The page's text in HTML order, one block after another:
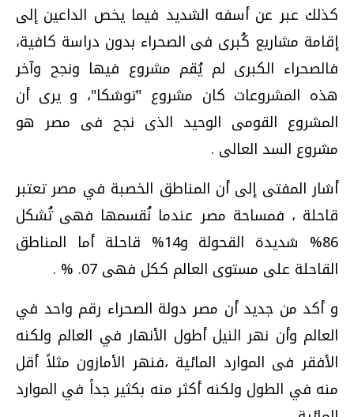
كذلك عبر عن أسفه الشديد فيما يخص الداعين إلى
إقامة مشاريع كُبرى فى الصحراء بدون دراسة كافية،
فالصحراء الكبرى لم يُقم مشروع فيها ونجح وآخر
هذه المشروعات كان مشروع "توشكا"، و يرى أن
المشروع القومى الوحيد الذى نجح فى مصر هو
مشروع السد العالى .
أشار المفتى إلى أن المناطق الخصبة في مصر تعتبر
قاحلة ، فمساحة مصر عندما نُقسمها فهى تُشكل
86% شديدة القحولة و14% قاحلة أما المناطق
القاحلة على مستوى العالم ككل فهى 07. % .
و أكد من جديد أن مصر دولة الصحراء رقم واحد في
العالم وأن نهر النيل أطول الأنهار في العالم ولكنه
الأفقر فى الموارد المائية ،فنهر الأمازون مثلاً أقل
منه في الطول ولكنه أكثر منه بكثير جداً في الموارد